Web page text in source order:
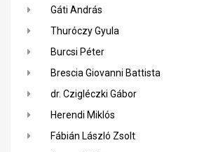
Gáti András
Thuróczy Gyula
Burcsi Péter
Brescia Giovanni Battista
dr. Czigléczki Gábor
Herendi Miklós
Fábián László Zsolt